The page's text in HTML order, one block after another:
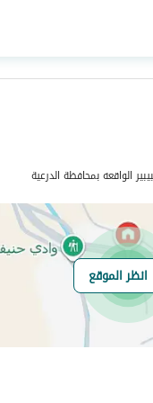
عدد الغرف
هل يوجد اي التزام
على العقار ؟
مطابقة لكود البناء
الواقعه بمحافظة الدرعية
انظر الموقع